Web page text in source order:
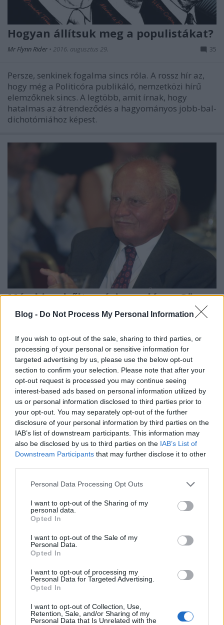
Blog - Do Not Process My Personal Information
If you wish to opt-out of the sale, sharing to third parties, or
processing of your personal or sensitive information for
targeted advertising by us, please use the below opt-out
section to confirm your selection. Please note that after your
opt-out request is processed you may continue seeing
interest-based ads based on personal information utilized by
us or personal information disclosed to third parties prior to
your opt-out. You may separately opt-out of the further
disclosure of your personal information by third parties on the
IAB’s list of downstream participants. This information may
also be disclosed by us to third parties on the IAB’s List of
Downstream Participants that may further disclose it to other
Please note that this website/app uses one or more Google
not limited to your visit or usage behaviour. You may click to
grant or deny consent to Google and its third-party tags to
use your data for below specified purposes in below Google
consent section.
Personal Data Processing Opt Outs
I want to opt-out of the Sharing of my
personal data.
Opted In
I want to opt-out of the Sale of my
Personal Data.
Opted In
I want to opt-out of processing my
Personal Data for Targeted Advertising.
Opted In
I want to opt-out of Collection, Use,
Retention, Sale, and/or Sharing of my
Personal Data that Is Unrelated with the
Hogyan állítsuk meg a populistákat?
Mr Flynn Rider • 2016. augusztus 29. 35
Persze, senkinek fogalma sincs róla. A rossz hír az,
hogy még a Politicóra publikáló, nemzetközi hírű
elemzőknek sincs. A legtöbb, amit írnak, hogy
hatalmas az átrendeződés a hagyományos jobb-bal-
dichotómiához képest.
Még ki se hűlt, máris gyalázza Göncz
Árpádot a békemenetes
Sokat nem kellett várni, eddig tartott a kegyelet, vagy
a gyávaság, meg is jelent az első hörgés a
jobboldalon (ami inkább már szélsőjobb, de
megkülönböztethetetlen) Göncz Árpádról, alig
egy nappal a halála után. Egy Bencsik nevű címeres
ökör követte el, igen, az a Bencsik,…
Ez a fő ok, amiért mindenkinek kell
otthonra egy saját őrző-védő turul
Orbán turulpörköltje